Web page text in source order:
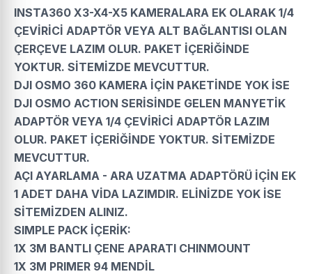
INSTA360 X3-X4-X5 KAMERALARA EK OLARAK 1/4
ÇEVİRİCİ ADAPTÖR VEYA ALT BAĞLANTISI OLAN
ÇERÇEVE LAZIM OLUR. PAKET İÇERİĞİNDE
YOKTUR. SİTEMİZDE MEVCUTTUR.
DJI OSMO 360 KAMERA İÇİN PAKETİNDE YOK İSE
DJI OSMO ACTION SERİSİNDE GELEN MANYETİK
ADAPTÖR VEYA 1/4 ÇEVİRİCİ ADAPTÖR LAZIM
OLUR. PAKET İÇERİĞİNDE YOKTUR. SİTEMİZDE
MEVCUTTUR.
AÇI AYARLAMA - ARA UZATMA ADAPTÖRÜ İÇİN EK
1 ADET DAHA VİDA LAZIMDIR. ELİNİZDE YOK İSE
SİTEMİZDEN ALINIZ.
SIMPLE PACK İÇERİK:
1X 3M BANTLI ÇENE APARATI CHINMOUNT
1X 3M PRIMER 94 MENDİL